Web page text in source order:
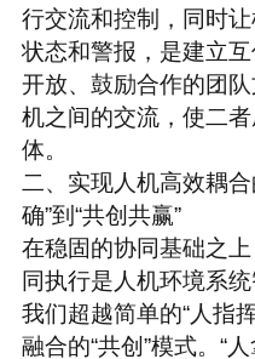
行交流和控制，同时
状态和警报，是建立
开放、鼓励合作的团
机之间的交流，使二
体。
二、实现人机高效耦
确”到“共创共赢”
在稳固的协同基础之
同执行是人机环境系
我们超越简单的“人指
融合的“共创”模式。 “